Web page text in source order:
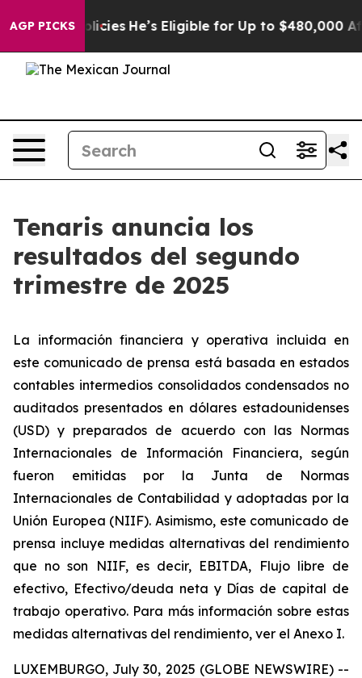
AGP PICKS
He’s Eligible for Up to $480,000 After Being
Tenaris anuncia los
resultados del segundo
trimestre de 2025
La información financiera y operativa incluida en
este comunicado de prensa está basada en estados
contables intermedios consolidados condensados no
auditados presentados en dólares estadounidenses
(USD) y preparados de acuerdo con las Normas
Internacionales de Información Financiera, según
fueron emitidas por la Junta de Normas
Internacionales de Contabilidad y adoptadas por la
Unión Europea (NIIF). Asimismo, este comunicado de
prensa incluye medidas alternativas del rendimiento
que no son NIIF, es decir, EBITDA, Flujo libre de
efectivo, Efectivo/deuda neta y Días de capital de
trabajo operativo. Para más información sobre estas
medidas alternativas del rendimiento, ver el Anexo I.
LUXEMBURGO, July 30, 2025 (GLOBE NEWSWIRE) --